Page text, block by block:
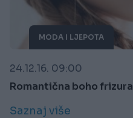
MODA I LJEPOTA
24.12.16. 09:00
Romantična boho frizura
Saznaj više